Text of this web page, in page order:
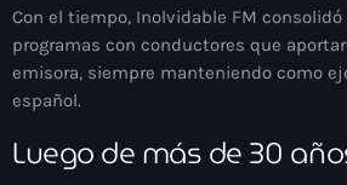
Con el tiempo, Inolvidable FM
programas con conductores que
emisora, siempre manteniendo como
español.
Luego de más de 30